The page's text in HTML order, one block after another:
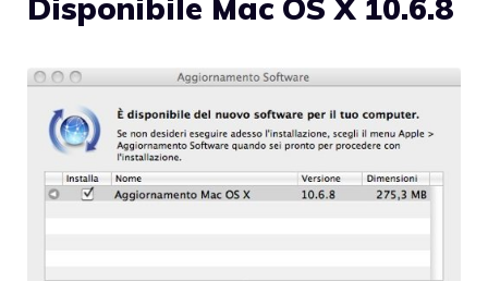
Disponibile Mac OS X 10.6.8